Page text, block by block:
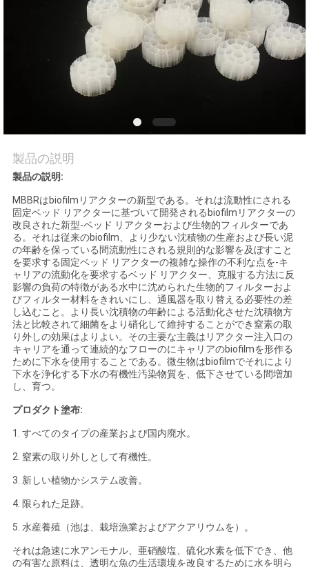
く
だ
さ
い
引
金
を
求
め
て
く
だ
さ
い
製品の説明
製品の説明:
MBBRはbiofilmリアクターの新型である。それは流動性にされる
固定ベッド リアクターに基づいて開発されるbiofilmリアクターの
改良された新型-ベッド リアクターおよび生物的フィルターであ
る。それは従来のbiofilm、より少ない沈積物の生産および長い泥
の年齢を保っている間流動性にされる規則的な影響を及ぼすこと
を要求する固定ベッド リアクターの複雑な操作の不利な点を-キ
ャリアの流動化を要求するベッド リアクター、克服する方法に反
影響の負荷の特徴がある水中に沈められた生物的フィルターおよ
びフィルター材料をきれいにし、通風器を取り替える必要性の差
し込むこと。より長い沈積物の年齢による活動化させた沈積物方
法と比較されて細菌をより硝化して維持することができ窒素の取
り外しの効果はよりよい。その主要な主義はリアクター注入口の
キャリアを通って連続的なフローのにキャリアのbiofilmを形作る
ために下水を使用することである。微生物はbiofilmでそれにより
下水を浄化する下水の有機性汚染物質を、低下させている間増加
し、育つ。
プロダクト塗布:
1. すべてのタイプの産業および国内廃水。
2. 窒素の取り外しとして有機性。
3. 新しい植物かシステム改善。
4. 限られた足跡。
5. 水産養殖（池は、栽培漁業およびアクアリウムを）。
それは急速に水アンモナル、亜硝酸塩、硫化水素を低下でき、他
の有害な原料は、透明な魚の生活環境を改良するために水を明ら